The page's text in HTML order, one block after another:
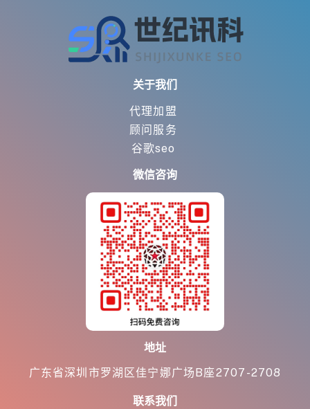
关于我们
代理加盟
顾问服务
谷歌seo
微信咨询
地址
广东省深圳市罗湖区佳宁娜广场B座2707-2708
联系我们